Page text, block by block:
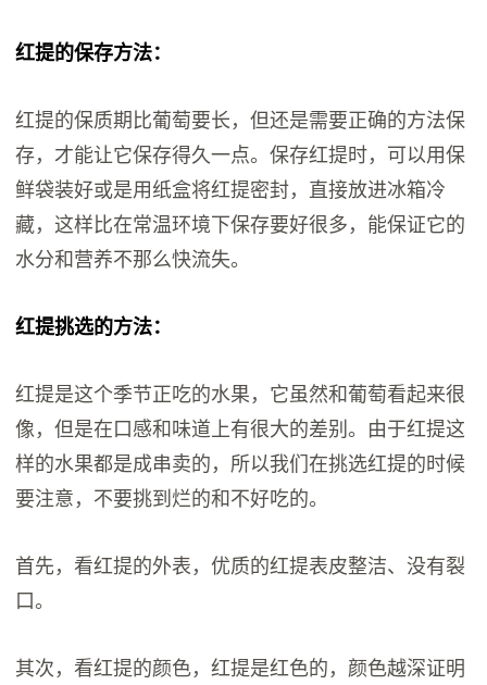
红提的保存方法：
红提的保质期比葡萄要长，但还是需要正确的方法保
存，才能让它保存得久一点。保存红提时，可以用保
鲜袋装好或是用纸盒将红提密封，直接放进冰箱冷
藏，这样比在常温环境下保存要好很多，能保证它的
水分和营养不那么快流失。
红提挑选的方法：
红提是这个季节正吃的水果，它虽然和葡萄看起来很
像，但是在口感和味道上有很大的差别。由于红提这
样的水果都是成串卖的，所以我们在挑选红提的时候
要注意，不要挑到烂的和不好吃的。
首先，看红提的外表，优质的红提表皮整洁、没有裂
口。
其次，看红提的颜色，红提是红色的，颜色越深证明